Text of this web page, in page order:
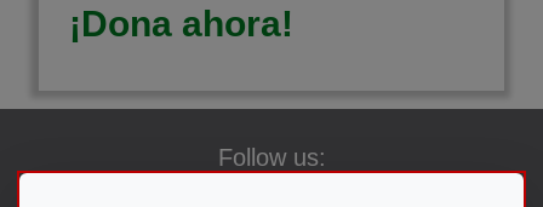
¡Dona ahora!
Follow us: